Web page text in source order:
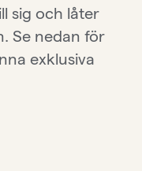
sig och låter
Se nedan för
exklusiva